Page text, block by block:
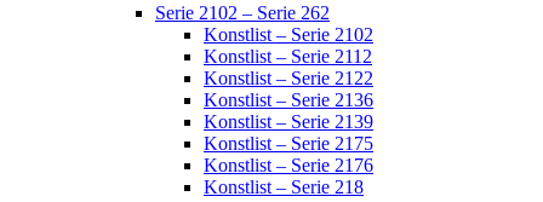
Serie 2102 – Serie 262
Konstlist – Serie 2102
Konstlist – Serie 2112
Konstlist – Serie 2122
Konstlist – Serie 2136
Konstlist – Serie 2139
Konstlist – Serie 2175
Konstlist – Serie 2176
Konstlist – Serie 218